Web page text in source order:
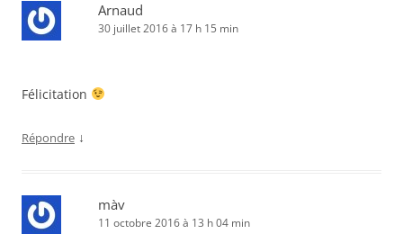
Arnaud
30 juillet 2016 à 17 h 15 min
Félicitation
Répondre ↓
màv
11 octobre 2016 à 13 h 04 min